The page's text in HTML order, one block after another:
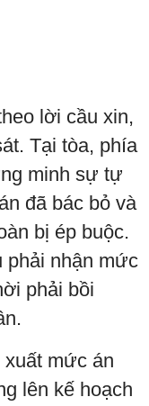
lời cầu xin,
Tại tòa, phía
minh sự tự
đã bác bỏ và
bị ép buộc.
phải nhận mức
phải bồi
mức án
lên kế hoạch